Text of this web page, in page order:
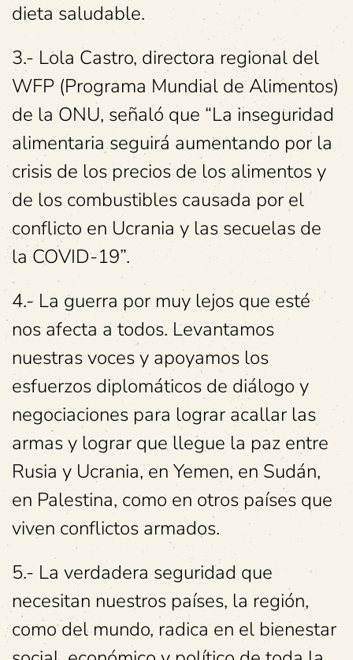
dieta saludable.
3.- Lola Castro, directora regional del
WFP (Programa Mundial de Alimentos)
de la ONU, señaló que “La inseguridad
alimentaria seguirá aumentando por la
crisis de los precios de los alimentos y
de los combustibles causada por el
conflicto en Ucrania y las secuelas de
la COVID-19”.
4.- La guerra por muy lejos que esté
nos afecta a todos. Levantamos
nuestras voces y apoyamos los
esfuerzos diplomáticos de diálogo y
negociaciones para lograr acallar las
armas y lograr que llegue la paz entre
Rusia y Ucrania, en Yemen, en Sudán,
en Palestina, como en otros países que
viven conflictos armados.
5.- La verdadera seguridad que
necesitan nuestros países, la región,
como del mundo, radica en el bienestar